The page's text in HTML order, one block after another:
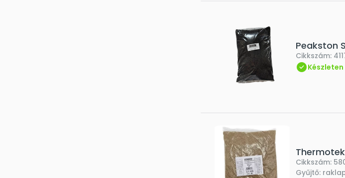
Peakston
Cikkszám:
Készleten
Cikkszám:
Gyűjtő: